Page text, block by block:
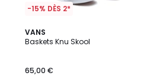
-15% DÈS 2*
VANS
Baskets Knu Skool
65,00 €
3,6
/ 5